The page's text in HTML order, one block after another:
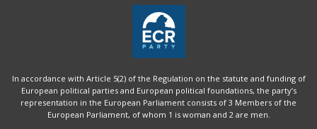
In accordance with Article 5(2) of the Regulation on the statute and funding of
European political parties and European political foundations, the party’s
representation in the European Parliament consists of 3 Members of the
European Parliament, of whom 1 is woman and 2 are men.